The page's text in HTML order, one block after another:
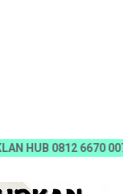
HUB 0812 6670